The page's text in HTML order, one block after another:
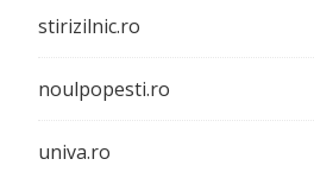
stirizilnic.ro
noulpopesti.ro
univa.ro